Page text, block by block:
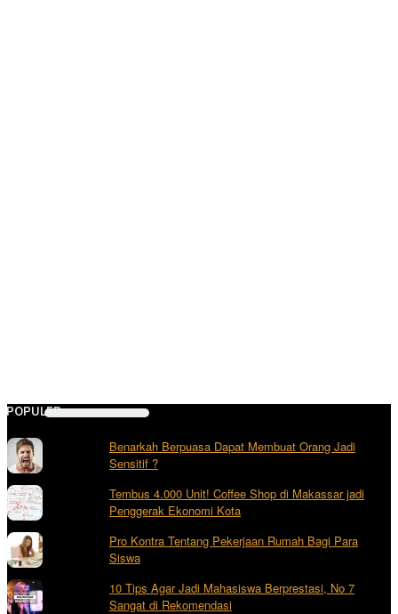
POPULER
Benarkah Berpuasa Dapat Membuat Orang Jadi
Sensitif ?
Tembus 4.000 Unit! Coffee Shop di Makassar jadi
Penggerak Ekonomi Kota
Pro Kontra Tentang Pekerjaan Rumah Bagi Para
Siswa
10 Tips Agar Jadi Mahasiswa Berprestasi, No 7
Sangat di Rekomendasi